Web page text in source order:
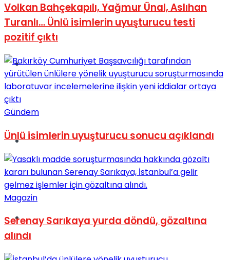
Sinema
Tatil
Spor
Volkan Bahçekapılı, Yağmur Ünal, Aslıhan
Turanlı… Ünlü isimlerin uyuşturucu testi
pozitif çıktı
Gündem
Ünlü isimlerin uyuşturucu sonucu açıklandı
Magazin
Serenay Sarıkaya yurda döndü, gözaltına
alındı